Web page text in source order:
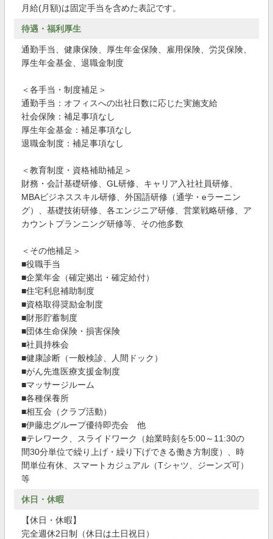
月給(月額)は固定手当を含めた表記です。
待遇・福利厚生
通勤手当、健康保険、厚生年金保険、雇用保険、労災保険、
厚生年金基金、退職金制度
＜各手当・制度補足＞
通勤手当：オフィスへの出社日数に応じた実施支給
社会保険：補足事項なし
厚生年金基金：補足事項なし
退職金制度：補足事項なし
＜教育制度・資格補助補足＞
財務・会計基礎研修、GL研修、キャリア入社社員研修、
MBAビジネススキル研修、外国語研修（通学・eラーニン
グ）、基礎技術研修、各エンジニア研修、営業戦略研修、ア
カウントプランニング研修等、その他多数
＜その他補足＞
■役職手当
■企業年金（確定拠出・確定給付）
■住宅利息補助制度
■資格取得奨励金制度
■財形貯蓄制度
■団体生命保険・損害保険
■社員持株会
■健康診断（一般検診、人間ドック）
■がん先進医療支援金制度
■マッサージルーム
■各種保養所
■相互会（クラブ活動）
■伊藤忠グループ優待即売会 他
■テレワーク、スライドワーク（始業時刻を5:00～11:30の
間30分単位で繰り上げ・繰り下げできる働き方制度）、時
間単位有休、スマートカジュアル（Tシャツ、ジーンズ可）
等
休日・休暇
【休日・休暇】
完全週休2日制（休日は土日祝日）